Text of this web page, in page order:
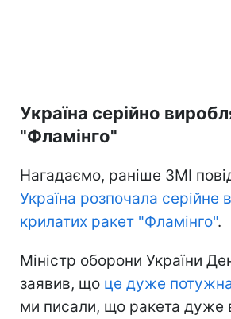
Україна серійно
"Фламінго"
Нагадаємо, раніше ЗМІ
Україна розпочала серійне
крилатих ракет "Фламінго".
Міністр оборони України
заявив, що це дуже
ми писали, що ракета дуже